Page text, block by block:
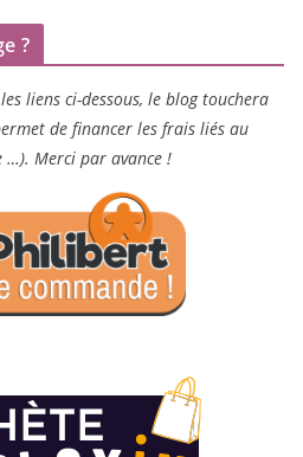
?
liens ci-dessous, le blog touchera
de financer les frais liés au
…). Merci par avance !